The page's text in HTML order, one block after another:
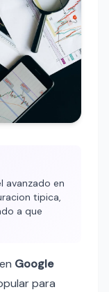
avanzado en
tipica,
a que
en Google
para